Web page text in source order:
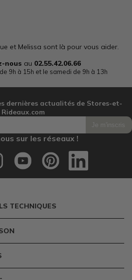
et Melissa sont là pour vous aider.
nous au 02.55.42.06.66
9h à 15h et le samedi de 9h à 13h
dernières actualités de Stores-et-
Rideaux.com
Je m'inscris
sur les réseaux !
TECHNIQUES